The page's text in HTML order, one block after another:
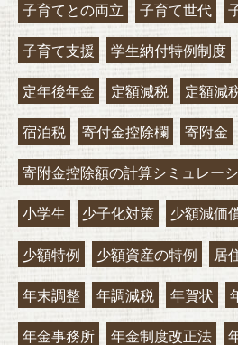
子育てとの両立 子育て世代
子育て支援 学生納付特例制度
定年後年金 定額減税 定額減
宿泊税 寄付金控除欄 寄附金
寄附金控除額の計算シミュレー
小学生 少子化対策 少額減価
少額特例 少額資産の特例 居
年末調整 年調減税 年賀状
年金事務所 年金制度改正法